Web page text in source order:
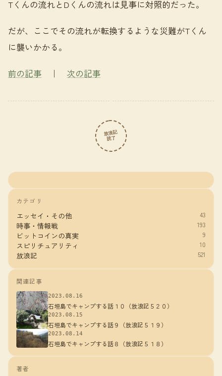
Tくんの流れとDくんの流れは見事に対照的だった。
だが、ここでその流れが転換するような災難がTくん
に襲いかかる。
前の記事 ｜ 次の記事
放浪記
読了
カテゴリ
エッセイ・その他 43
時事・情報戦 193
ビットコインの真実 9
スピリチュアリティ 10
放浪記 521
関連記事
2023.08.16
石垣島でキャンプする話１０（放浪記５２０）
2023.08.15
石垣島でキャンプする話９（放浪記５１９）
2023.08.14
石垣島でキャンプする話８（放浪記５１８）
著者